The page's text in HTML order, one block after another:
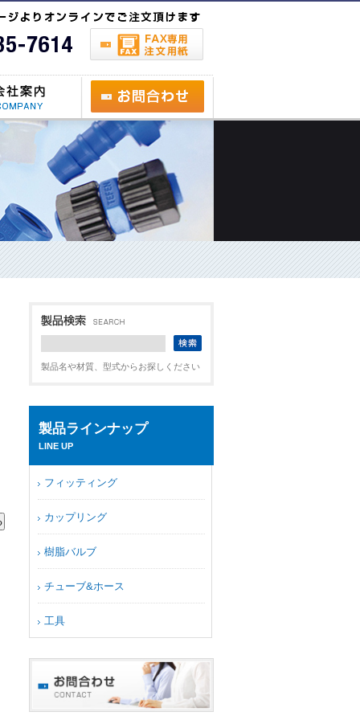
製品名や材質、型式からお探しください
製品ラインナップ
LINE UP
フィッティング
カップリング
樹脂バルブ
チューブ&ホース
工具